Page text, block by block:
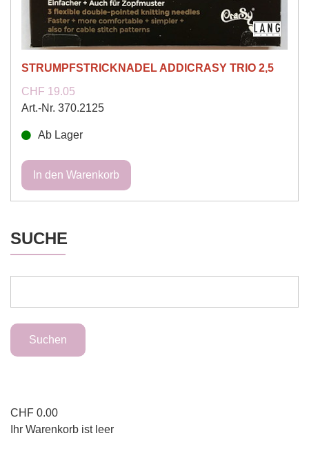
STRUMPFSTRICKNADEL ADDICRASY TRIO 2,5
CHF 19.05
Art.-Nr. 370.2125
Ab Lager
SUCHE
CHF 0.00
Ihr Warenkorb ist leer